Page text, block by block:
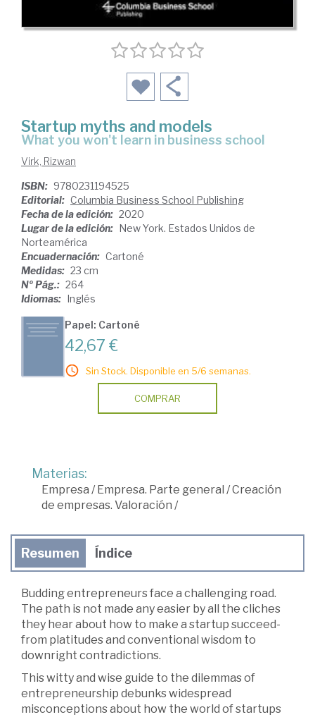
Startup myths and models
what you won't learn in business school
Virk, Rizwan
ISBN: 9780231194525
Editorial: Columbia Business School Publishing
Fecha de la edición: 2020
Lugar de la edición: New York. Estados Unidos de
Norteamérica
Encuadernación: Cartoné
Medidas: 23 cm
Nº Pág.: 264
Idiomas: Inglés
Papel: Cartoné
42,67 €
Sin Stock. Disponible en 5/6 semanas.
COMPRAR
Materias:
Empresa / Empresa. Parte general /Creación
de empresas. Valoración /
Resumen Índice
Budding entrepreneurs face a challenging road.
The path is not made any easier by all the cliches
they hear about how to make a startup succeed-
from platitudes and conventional wisdom to
downright contradictions.
This witty and wise guide to the dilemmas of
entrepreneurship debunks widespread
misconceptions about how the world of startups